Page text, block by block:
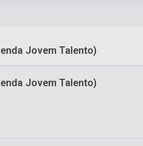
Jovem Talento)
Jovem Talento)